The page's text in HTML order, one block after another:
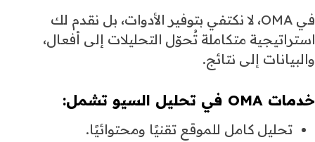
في OMA، لا نكتفي بتوفير الأدوات، بل نقدم لك
استراتيجية متكاملة تُحوّل التحليلات إلى أفعال،
والبيانات إلى نتائج.
خدمات OMA في تحليل السيو تشمل:
تحليل كامل للموقع تقنيًا ومحتوائيًا.